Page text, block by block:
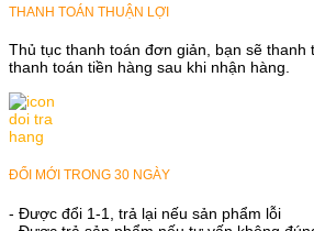
THANH TOÁN THUẬN LỢI
Thủ tục thanh toán đơn giản, bạn sẽ thanh
thanh toán tiền hàng sau khi nhận hàng.
ĐỔI MỚI TRONG 30 NGÀY
- Được đổi 1-1, trả lại nếu sản phẩm lỗi